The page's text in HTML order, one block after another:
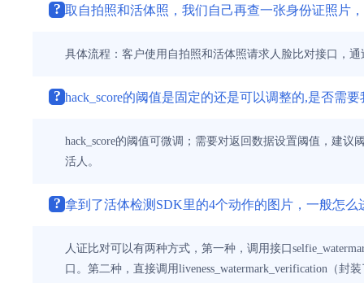
? 取自拍照和活体照，我们自己再查一张身份证照片
具体流程：客户使用自拍照和活体照请求人脸比对接口，
? hack_score的阈值是固定的还是可以调整的,是否需
hack_score的阈值可微调；需要对返回数据设置阈值，建
活人。
? 拿到了活体检测SDK里的4个动作的图片，一般怎么
人证比对可以有两种方式，第一种，调用接口
口。第二种，直接调用liveness_watermark_verification（